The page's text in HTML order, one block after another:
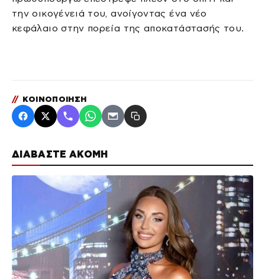
ΔΙΑΒΑΣΤΕ ΑΚΟΜΗ
την οικογένειά του, ανοίγοντας ένα νέο
κεφάλαιο στην πορεία της αποκατάστασής του.
// ΚΟΙΝΟΠΟΙΗΣΗ